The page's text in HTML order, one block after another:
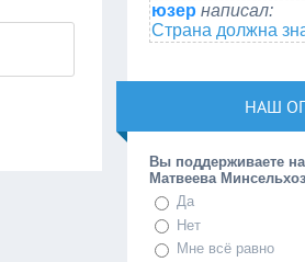
юзер написал:
Страна должна
НАШ
Вы поддерживаете
Матвеева
Да
Нет
Мне всё равно